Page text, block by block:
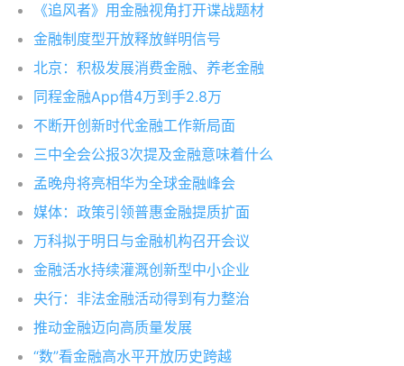
《追风者》用金融视角打开谍战题材
金融制度型开放释放鲜明信号
北京：积极发展消费金融、养老金融
同程金融App借4万到手2.8万
不断开创新时代金融工作新局面
三中全会公报3次提及金融意味着什么
孟晚舟将亮相华为全球金融峰会
媒体：政策引领普惠金融提质扩面
万科拟于明日与金融机构召开会议
金融活水持续灌溉创新型中小企业
央行：非法金融活动得到有力整治
推动金融迈向高质量发展
“数”看金融高水平开放历史跨越